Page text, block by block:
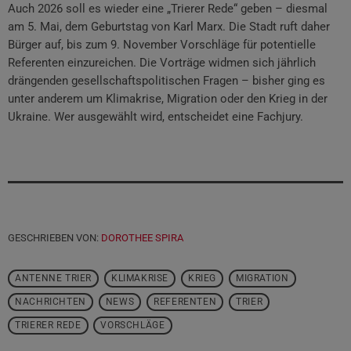
Auch 2026 soll es wieder eine „Trierer Rede“ geben – diesmal
am 5. Mai, dem Geburtstag von Karl Marx. Die Stadt ruft daher
Bürger auf, bis zum 9. November Vorschläge für potentielle
Referenten einzureichen. Die Vorträge widmen sich jährlich
drängenden gesellschaftspolitischen Fragen – bisher ging es
unter anderem um Klimakrise, Migration oder den Krieg in der
Ukraine. Wer ausgewählt wird, entscheidet eine Fachjury.
GESCHRIEBEN VON: DOROTHEE SPIRA
ANTENNE TRIER KLIMAKRISE KRIEG MIGRATION
NACHRICHTEN NEWS REFERENTEN TRIER
TRIERER REDE VORSCHLÄGE